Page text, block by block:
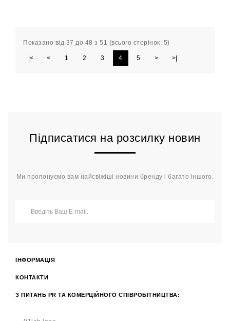
Показано від 37 до 48 з 51 (всього сторінок: 5)
|< < 1 2 3 4 5 > >|
Підписатися на розсилку новин
Ми пропонуємо вам найсвіжіші новини бренду і багато іншого.
ІНФОРМАЦІЯ
КОНТАКТИ
З ПИТАНЬ PR ТА КОМЕРЦІЙНОГО СПІВРОБІТНИЦТВА: